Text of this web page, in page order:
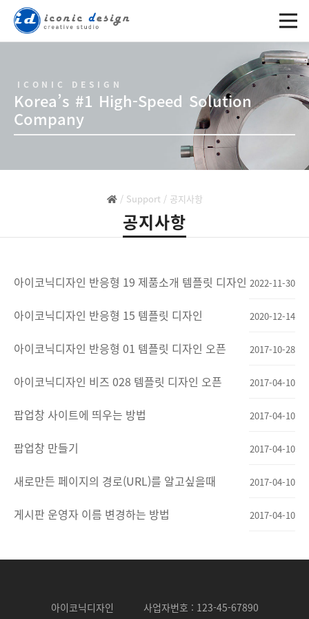
ICONIC DESIGN
Korea’s #1 High-Speed Solution
Company
/ Support/ 공지사항
공지사항
아이코닉디자인 반응형 19 제품소개 템플릿 디자인 2022-11-30
아이코닉디자인 반응형 15 템플릿 디자인 2020-12-14
아이코닉디자인 반응형 01 템플릿 디자인 오픈 2017-10-28
아이코닉디자인 비즈 028 템플릿 디자인 오픈 2017-04-10
팝업창 사이트에 띄우는 방법 2017-04-10
팝업창 만들기 2017-04-10
새로만든 페이지의 경로(URL)를 알고싶을때 2017-04-10
게시판 운영자 이름 변경하는 방법 2017-04-10
아이코닉디자인 사업자번호 : 123-45-67890